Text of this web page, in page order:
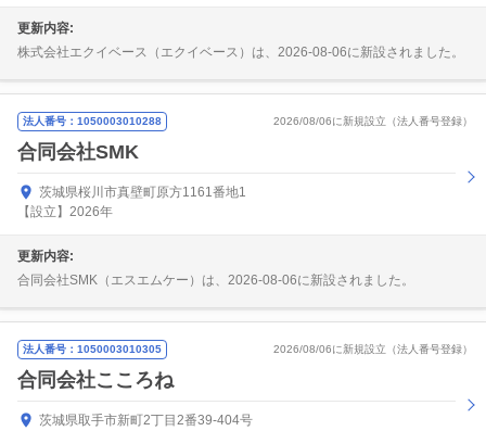
更新内容:
株式会社エクイベース（エクイベース）は、2026-08-06に新設されました。
法人番号：1050003010288 2026/08/06に新規設立（法人番号登録）
合同会社SMK
茨城県桜川市真壁町原方1161番地1
【設立】2026年
更新内容:
合同会社SMK（エスエムケー）は、2026-08-06に新設されました。
法人番号：1050003010305 2026/08/06に新規設立（法人番号登録）
合同会社こころね
茨城県取手市新町2丁目2番39-404号